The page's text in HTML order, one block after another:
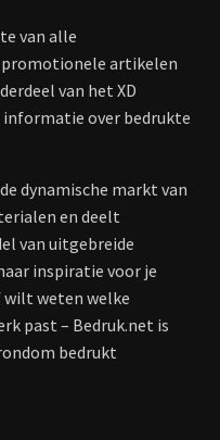
van alle
promotionele artikelen
van het XD
over bedrukte
dynamische markt van
en deelt
van uitgebreide
inspiratie voor je
weten welke
past – Bedruk.net is
bedrukt